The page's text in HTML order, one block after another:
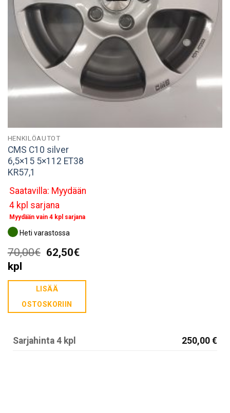
HENKILÖAUTOT
CMS C10 silver
6,5×15 5×112 ET38
KR57,1
Saatavilla: Myydään
4 kpl sarjana
Myydään vain 4 kpl sarjana
Heti varastossa
70,00€ Alkuperäinen
oli:
70,00€.
62,50€Nykyinen
on:
kpl
LISÄÄ
OSTOSKORIIN
Sarjahinta 4 kpl 250,00 €